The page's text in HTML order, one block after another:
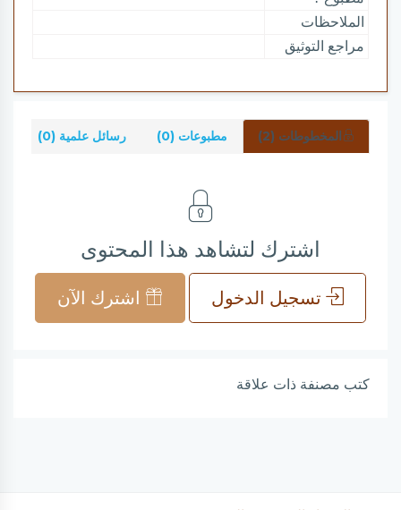
الملاحظات
مراجع التوثيق
المخطوطات (2) مطبوعات (0) رسائل علمية (0)
اشترك لتشاهد هذا المحتوى
تسجيل الدخول اشترك الآن
كتب مصنفة ذات علاقة